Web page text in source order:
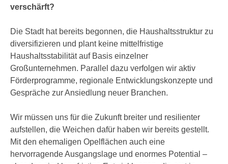
verschärft?
Die Stadt hat bereits begonnen, die Haushaltsstruktur zu
diversifizieren und plant keine mittelfristige
Haushaltsstabilität auf Basis einzelner
Großunternehmen. Parallel dazu verfolgen wir aktiv
Förderprogramme, regionale Entwicklungskonzepte und
Gespräche zur Ansiedlung neuer Branchen.
Wir müssen uns für die Zukunft breiter und resilienter
aufstellen, die Weichen dafür haben wir bereits gestellt.
Mit den ehemaligen Opelflächen auch eine
hervorragende Ausgangslage und enormes Potential –